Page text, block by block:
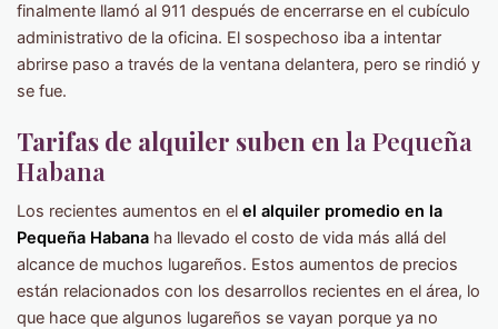
finalmente llamó al 911 después de encerrarse en el cubículo
administrativo de la oficina. El sospechoso iba a intentar
abrirse paso a través de la ventana delantera, pero se rindió y
se fue.
Tarifas de alquiler suben enla Pequeña
Habana
Los recientes aumentos en el el alquiler promedio en la
Pequeña Habana ha llevado el costo de vida más allá del
alcance de muchos lugareños. Estos aumentos de precios
están relacionados con los desarrollos recientes en el área, lo
que hace que algunos lugareños se vayan porque ya no